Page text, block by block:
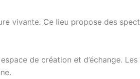
vivante. Ce lieu propose des
de création et d’échange.